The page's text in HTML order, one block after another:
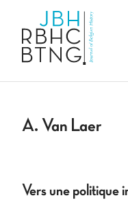
A. Van Laer
Vers une politique